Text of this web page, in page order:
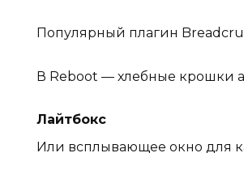
Популярный плагин
В Reboot — хлебные крошки
Лайтбокс
Или всплывающее окно для